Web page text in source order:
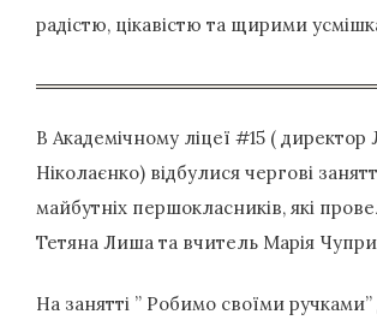
радістю, цікавістю та щирими
В Академічному ліцеї #15 ( директор
Ніколаєнко) відбулися чергові
майбутніх першокласників, які
Тетяна Лиша та вчитель Марія
На занятті ” Робимо своїми